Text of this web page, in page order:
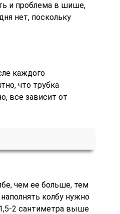
и проблема в шише,
нет, поскольку
каждого
что трубка
все зависит от
чем ее больше, тем
колбу нужно
2 сантиметра выше